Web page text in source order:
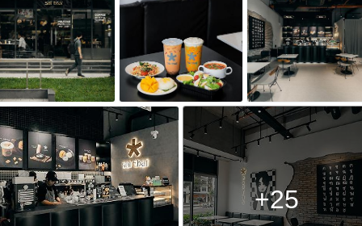
+25